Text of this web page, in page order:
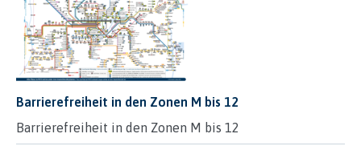
Barrierefreiheit in den Zonen M bis 12
Barrierefreiheit in den Zonen M bis 12